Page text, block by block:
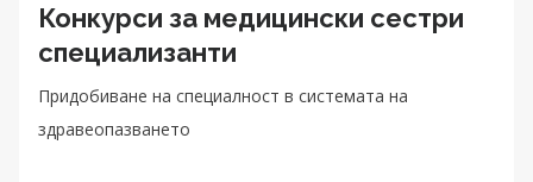
Конкурси за медицински сестри
специализанти
Придобиване на специалност в системата на
здравеопазването